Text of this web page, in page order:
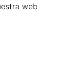
web